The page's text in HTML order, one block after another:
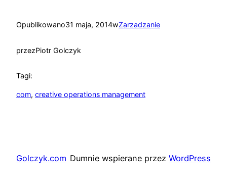
Opublikowano31 maja, 2014wZarzadzanie
przezPiotr Golczyk
Tagi:
com, creative operations management
Golczyk.com Dumnie wspierane przez WordPress